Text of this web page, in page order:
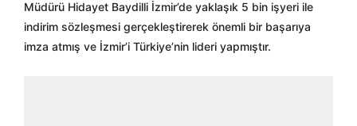
Müdürü Hidayet Baydilli İzmir’de yaklaşık 5 bin işyeri ile
indirim sözleşmesi gerçekleştirerek önemli bir başarıya
imza atmış ve İzmir’i Türkiye’nin lideri yapmıştır.